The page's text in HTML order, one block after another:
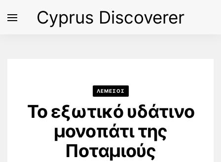
Cyprus Discoverer
ΛΕΜΕΣΟΣ
Το εξωτικό υδάτινο
μονοπάτι της
Ποταμιούς